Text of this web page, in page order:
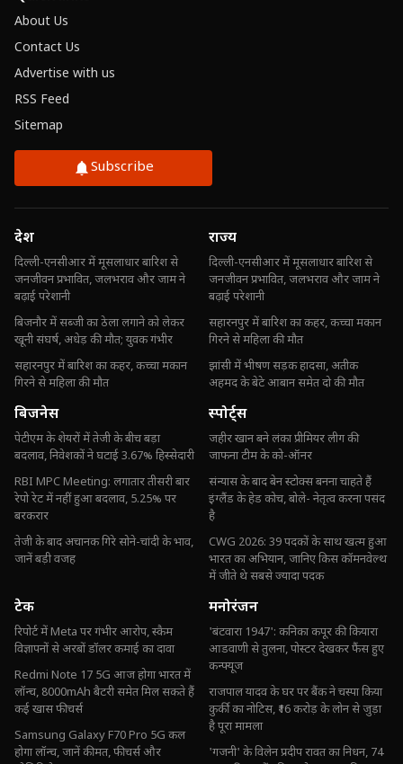
About Us
Contact Us
Advertise with us
RSS Feed
Sitemap
Subscribe
देश
दिल्ली-एनसीआर में मूसलाधार बारिश से
जनजीवन प्रभावित, जलभराव और जाम ने
बढ़ाई परेशानी
बिजनौर में सब्जी का ठेला लगाने को लेकर
खूनी संघर्ष, अधेड़ की मौत; युवक गंभीर
सहारनपुर में बारिश का कहर, कच्चा मकान
गिरने से महिला की मौत
राज्य
दिल्ली-एनसीआर में मूसलाधार बारिश से
जनजीवन प्रभावित, जलभराव और जाम ने
बढ़ाई परेशानी
सहारनपुर में बारिश का कहर, कच्चा मकान
गिरने से महिला की मौत
झांसी में भीषण सड़क हादसा, अतीक
अहमद के बेटे आबान समेत दो की मौत
बिजनेस
पेटीएम के शेयरों में तेजी के बीच बड़ा
बदलाव, निवेशकों ने घटाई 3.67% हिस्सेदारी
RBI MPC Meeting: लगातार तीसरी बार
रेपो रेट में नहीं हुआ बदलाव, 5.25% पर
बरकरार
तेजी के बाद अचानक गिरे सोने-चांदी के भाव,
जानें बड़ी वजह
स्पोर्ट्स
जहीर खान बने लंका प्रीमियर लीग की
जाफना टीम के को-ऑनर
संन्यास के बाद बेन स्टोक्स बनना चाहते हैं
इंग्लैंड के हेड कोच, बोले- नेतृत्व करना पसंद
है
CWG 2026: 39 पदकों के साथ खत्म हुआ
भारत का अभियान, जानिए किस कॉमनवेल्थ
में जीते थे सबसे ज्यादा पदक
टेक
रिपोर्ट में Meta पर गंभीर आरोप, स्कैम
विज्ञापनों से अरबों डॉलर कमाई का दावा
Redmi Note 17 5G आज होगा भारत में
लॉन्च, 8000mAh बैटरी समेत मिल सकते हैं
कई खास फीचर्स
Samsung Galaxy F70 Pro 5G कल
होगा लॉन्च, जानें कीमत, फीचर्स और
मनोरंजन
'बंटवारा 1947': कनिका कपूर की कियारा
आडवाणी से तुलना, पोस्टर देखकर फैंस हुए
कन्फ्यूज
राजपाल यादव के घर पर बैंक ने चस्पा किया
कुर्की का नोटिस, ₹16 करोड़ के लोन से जुड़ा
है पूरा मामला
'गजनी' के विलेन प्रदीप रावत का निधन, 74